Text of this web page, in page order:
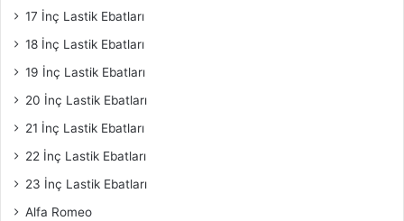
17 İnç Lastik Ebatları
18 İnç Lastik Ebatları
19 İnç Lastik Ebatları
20 İnç Lastik Ebatları
21 İnç Lastik Ebatları
22 İnç Lastik Ebatları
23 İnç Lastik Ebatları
Alfa Romeo